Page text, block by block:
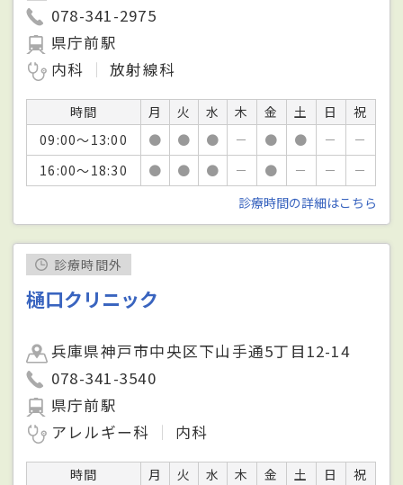
078-341-2975
県庁前駅
内科
放射線科
時間 月 火 水 木 金 土 日
祝
09:00～13:00
● ● ● － ● ● －
－
16:00～18:30
● ● ● － ● － －
－
診療時間の詳細はこちら
診療時間外
樋口クリニック
兵庫県神戸市中央区下山手通5丁目12-14
078-341-3540
県庁前駅
アレルギー科
内科
時間 月 火 水 木 金 土 日
祝